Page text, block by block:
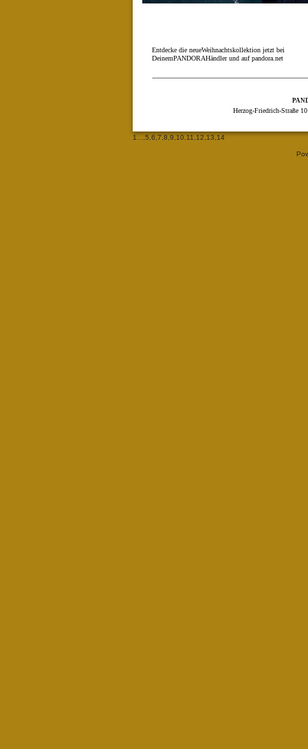
Entdecke die neueWeihnachtskollektion jetzt bei
DeinemPANDORAHändler und auf pandora.net
Herzog-Friedrich-Straße
1 5 6 7 8 9 10 11 12 13 14